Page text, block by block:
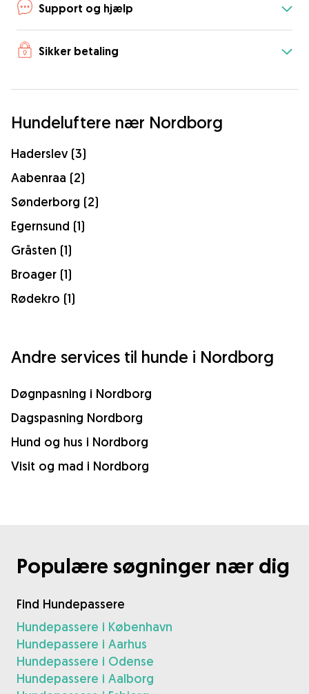
Support og hjælp
Sikker betaling
Hundeluftere nær Nordborg
Haderslev (3)
Aabenraa (2)
Sønderborg (2)
Egernsund (1)
Gråsten (1)
Broager (1)
Rødekro (1)
Andre services til hunde i Nordborg
Døgnpasning i Nordborg
Dagspasning Nordborg
Hund og hus i Nordborg
Visit og mad i Nordborg
Populære søgninger nær dig
Find Hundepassere
Hundepassere i København
Hundepassere i Aarhus
Hundepassere i Odense
Hundepassere i Aalborg